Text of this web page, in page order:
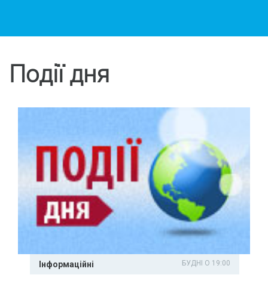
Події дня
Інформаційні БУДНІ О 19:00